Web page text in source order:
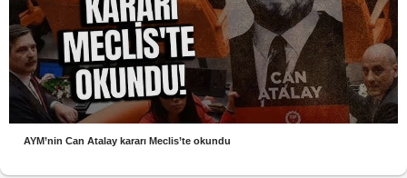
AYM’nin Can Atalay kararı Meclis’te okundu